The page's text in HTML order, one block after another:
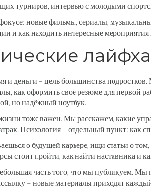
турниров, интервью с молодыми
новые фильмы, сериалы,
и как находить интересные мероприятия
и деньги – цель большинства
как оформить своё резюме для первой
но надёжный ноутбук.
тоже важен. Мы расскажем, какие
Психология – отдельный пункт: как
о будущей карьере, ищи статьи о
стоит пройти, как найти наставника и
часть того, что мы публикуем. Мы
– новые материалы приходят